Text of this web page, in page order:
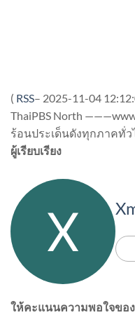
( RSS– 2025-11-04
ThaiPBS North
ร้อนประเด็นดังทุกภาคทั่ว
ผู้เรียบเรียง
ให้คะแนนความพอใจขอ